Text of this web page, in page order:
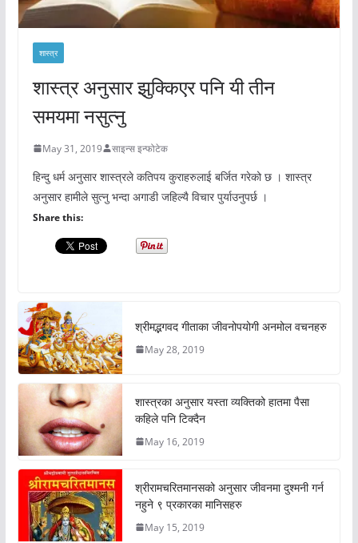
शास्त्र
शास्त्र अनुसार झुक्किएर पनि यी तीन
समयमा नसुत्नु
May 31, 2019 साइन्स इन्फोटेक
हिन्दु धर्म अनुसार शास्त्रले कतिपय कुराहरुलाई बर्जित गरेको छ । शास्त्र
अनुसार हामीले सुत्नु भन्दा अगाडी जहिल्यै विचार पुर्याउनुपर्छ ।
Share this:
श्रीमद्भगवद गीताका जीवनोपयोगी अनमोल वचनहरु
May 28, 2019
शास्त्रका अनुसार यस्ता व्यक्तिको हातमा पैसा
कहिले पनि टिक्दैन
May 16, 2019
श्रीरामचरितमानसको अनुसार जीवनमा दुश्मनी गर्न
नहुने ९ प्रकारका मानिसहरु
May 15, 2019